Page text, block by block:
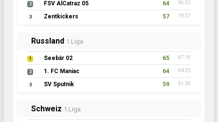
2 FSV AlCatraz 05 64 96:32
3 Zentkickers 57 78:37
Russland 1.Liga
1 Seebär 02 65 87:16
2 1. FC Maniac 64 94:25
3 SV Sputnik 59 91:26
Schweiz 1.Liga